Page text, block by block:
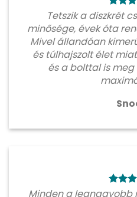
Tetszik a diszkrét
minősége, évek óta
Mivel állandóan
és túlhajszolt élet
és a bolttal is
Minden a legnagyobb